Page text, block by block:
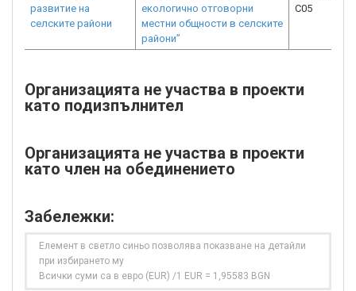
развитие на
селските райони
екологично отговорни
местни общности в селските
райони”
C05
Организацията не участва в проекти
като подизпълнител
Организацията не участва в проекти
като член на обединението
Забележки:
Елемент в светло синьо позволява показване на детайли
при избирането му
Всички суми са в евро (EUR) /1 EUR = 1,95583 BGN